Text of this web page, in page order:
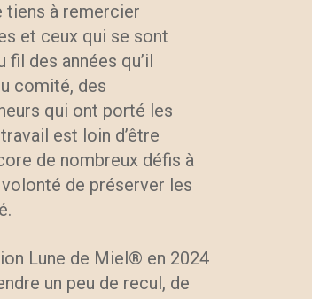
tiens à remercier
et ceux qui se sont
des années qu’il
comité, des
qui ont porté les
est loin d’être
de nombreux défis à
de préserver les
Lune de Miel® en 2024
un peu de recul, de